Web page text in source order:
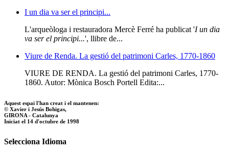
I un dia va ser el principi...
L'arqueòloga i restauradora Mercè Ferré ha publicat 'I un dia
va ser el principi...', llibre de...
Viure de Renda. La gestió del patrimoni Carles, 1770-1860
VIURE DE RENDA. La gestió del patrimoni Carles, 1770-
1860. Autor: Mònica Bosch Portell Edita:...
Aquest espai l'han creat i el mantenen:
© Xavier i Jesús Bohigas,
GIRONA - Catalunya
Iniciat el 14 d'octubre de 1998
Selecciona Idioma